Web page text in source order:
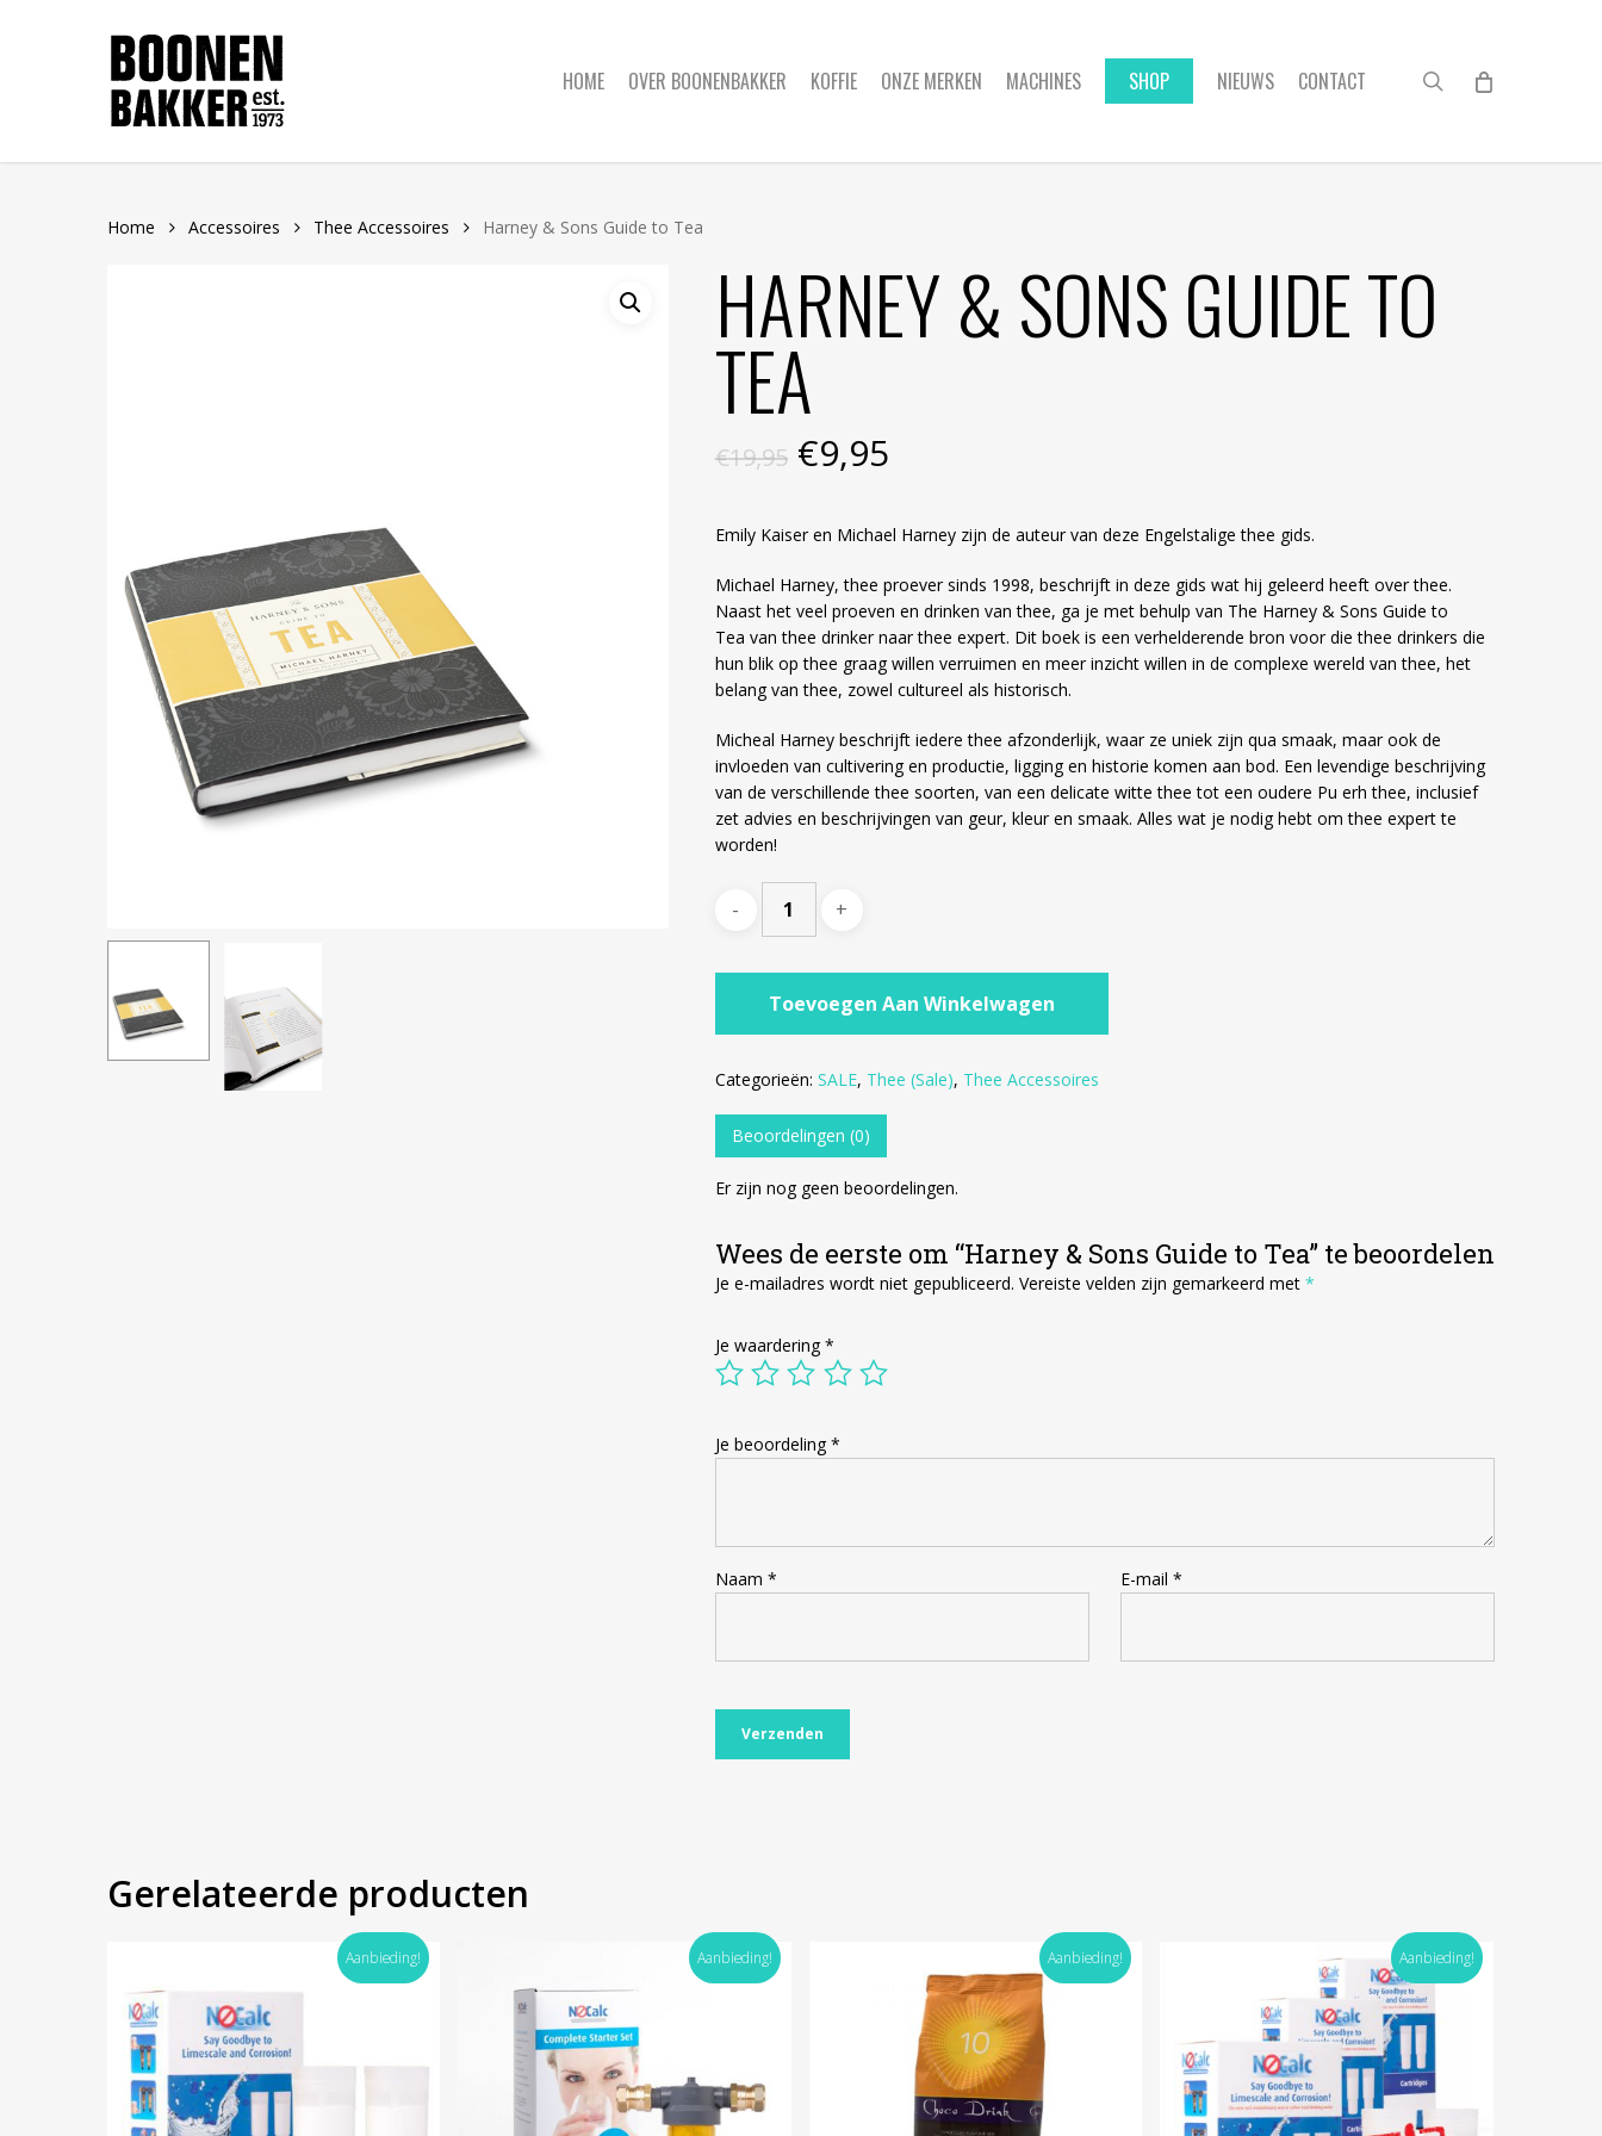
HOME OVER BOONENBAKKER KOFFIE ONZE MERKEN MACHINES SHOP NIEUWS CONTACT search
Home Accessoires Thee Accessoires Harney & Sons Guide to Tea
HARNEY & SONS GUIDE TO
TEA
€19,95 Oorspronkelijke
prijs
was:
€9,95Huidige
is:
€9,95.
Emily Kaiser en Michael Harney zijn de auteur van deze Engelstalige thee gids.
Michael Harney, thee proever sinds 1998, beschrijft in deze gids wat hij geleerd heeft over thee.
Naast het veel proeven en drinken van thee, ga je met behulp van The Harney & Sons Guide to
Tea van thee drinker naar thee expert. Dit boek is een verhelderende bron voor die thee drinkers die
hun blik op thee graag willen verruimen en meer inzicht willen in de complexe wereld van thee, het
belang van thee, zowel cultureel als historisch.
Micheal Harney beschrijft iedere thee afzonderlijk, waar ze uniek zijn qua smaak, maar ook de
invloeden van cultivering en productie, ligging en historie komen aan bod. Een levendige beschrijving
van de verschillende thee soorten, van een delicate witte thee tot een oudere Pu erh thee, inclusief
zet advies en beschrijvingen van geur, kleur en smaak. Alles wat je nodig hebt om thee expert te
worden!
Toevoegen Aan Winkelwagen
Categorieën: SALE, Thee (Sale), Thee Accessoires
Beoordelingen (0)
Er zijn nog geen beoordelingen.
Wees de eerste om “Harney & Sons Guide to Tea” te beoordelen
Je e-mailadres wordt niet gepubliceerd. Vereiste velden zijn gemarkeerd met *
Je waardering*
Je beoordeling*
Naam * E-mail *
Gerelateerde producten
Aanbieding! Aanbieding! Aanbieding! Aanbieding!